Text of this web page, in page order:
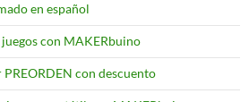
en español
con MAKERbuino
con descuento